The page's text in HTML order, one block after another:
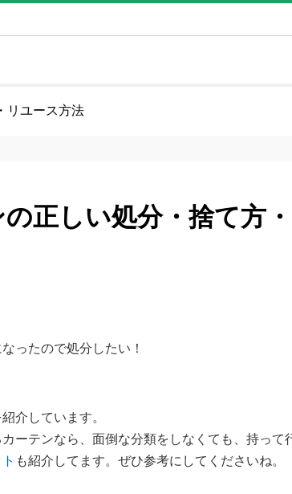
リユース方法
正しい処分・捨て方
ったので処分したい！
介しています。
ーテンなら、面倒な分類をしなくても、持って
も紹介してます。ぜひ参考にしてくださいね。